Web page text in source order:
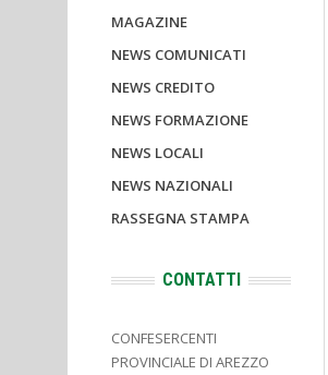
MAGAZINE
NEWS COMUNICATI
NEWS CREDITO
NEWS FORMAZIONE
NEWS LOCALI
NEWS NAZIONALI
RASSEGNA STAMPA
CONTATTI
CONFESERCENTI
PROVINCIALE DI AREZZO